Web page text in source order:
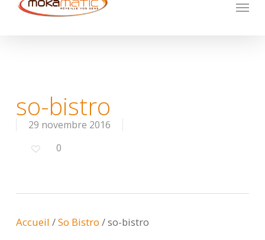
so-bistro
29 novembre 2016
0
Accueil /So Bistro /so-bistro